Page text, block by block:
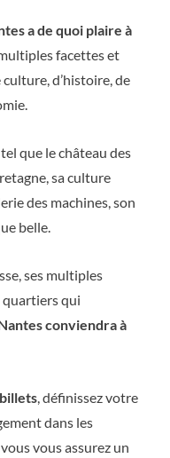
a de quoi plaire à
facettes et
d’histoire, de
que le château des
sa culture
des machines, son
belle.
ses multiples
quartiers qui
conviendra à
, définissez votre
dans les
vous assurez un